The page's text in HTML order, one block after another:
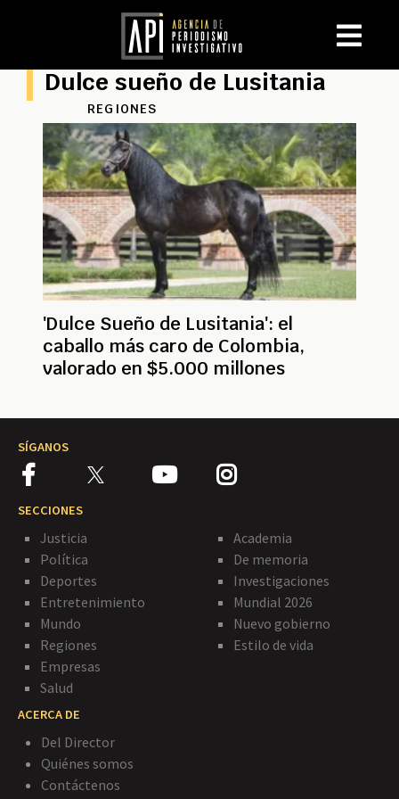
Dulce sueño de Lusitania
REGIONES
'Dulce Sueño de Lusitania': el
caballo más caro de Colombia,
valorado en $5.000 millones
SÍGANOS
SECCIONES
Justicia
Política
Deportes
Entretenimiento
Mundo
Regiones
Empresas
Salud
Academia
De memoria
Investigaciones
Mundial 2026
Nuevo gobierno
Estilo de vida
ACERCA DE
Del Director
Quiénes somos
Contáctenos